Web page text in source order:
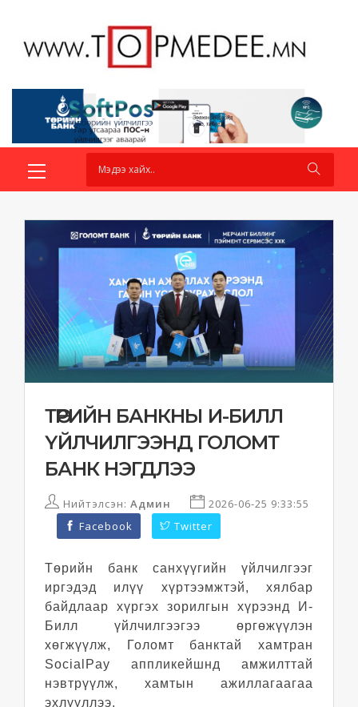
ТӨРИЙН БАНКНЫ И-БИЛЛ
ҮЙЛЧИЛГЭЭНД ГОЛОМТ
БАНК НЭГДЛЭЭ
Нийтэлсэн: Админ
2026-06-25 9:33:55
Facebook
Twitter
Төрийн банк санхүүгийн үйлчилгээг
иргэдэд илүү хүртээмжтэй, хялбар
байдлаар хүргэх зорилгын хүрээнд И-
Билл үйлчилгээгээ өргөжүүлэн
хөгжүүлж, Голомт банктай хамтран
SocialPay аппликейшнд амжилттай
нэвтрүүлж, хамтын ажиллагаагаа
эхлүүллээ.